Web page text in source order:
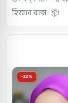
হিজাব বাক্স। 📦
-22%